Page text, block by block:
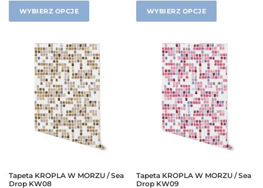
WYBIERZ OPCJE WYBIERZ OPCJE
Tapeta KROPLA W MORZU / Sea
Drop KW08
Tapeta KROPLA W MORZU / Sea
Drop KW09